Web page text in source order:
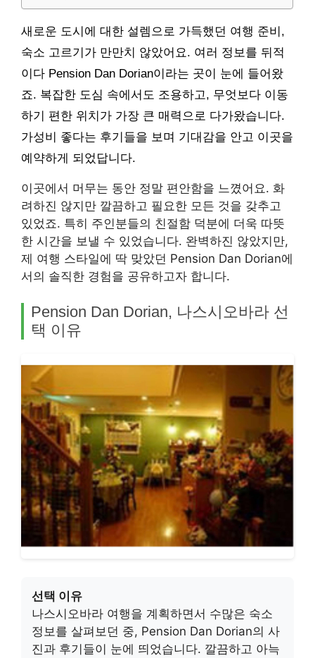
새로운 도시에 대한 설렘으로 가득했던 여행 준비,
숙소 고르기가 만만치 않았어요. 여러 정보를 뒤적
이다 Pension Dan Dorian이라는 곳이 눈에 들어왔
죠. 복잡한 도심 속에서도 조용하고, 무엇보다 이동
하기 편한 위치가 가장 큰 매력으로 다가왔습니다.
가성비 좋다는 후기들을 보며 기대감을 안고 이곳을
예약하게 되었답니다.
이곳에서 머무는 동안 정말 편안함을 느꼈어요. 화
려하진 않지만 깔끔하고 필요한 모든 것을 갖추고
있었죠. 특히 주인분들의 친절함 덕분에 더욱 따뜻
한 시간을 보낼 수 있었습니다. 완벽하진 않았지만,
제 여행 스타일에 딱 맞았던 Pension Dan Dorian에
서의 솔직한 경험을 공유하고자 합니다.
Pension Dan Dorian, 나스시오바라 선
택 이유
선택 이유
나스시오바라 여행을 계획하면서 수많은 숙소
정보를 살펴보던 중, Pension Dan Dorian의 사
진과 후기들이 눈에 띄었습니다. 깔끔하고 아늑